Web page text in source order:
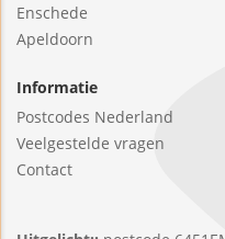
Enschede
Apeldoorn
Informatie
Postcodes Nederland
Veelgestelde vragen
Contact